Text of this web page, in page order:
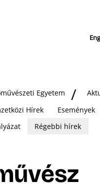
Egyetem
Hírek
Események
Régebbi hírek